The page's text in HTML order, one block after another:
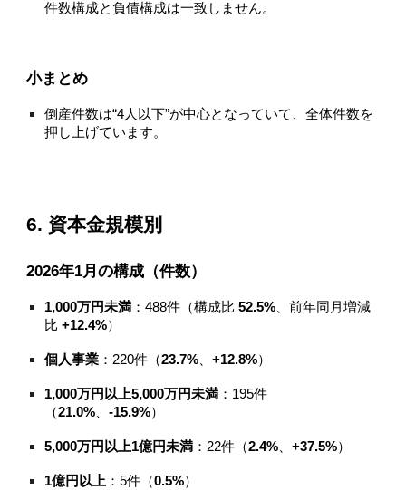
件数構成と負債構成は一致しません。
小まとめ
倒産件数は“4人以下”が中心となっていて、全体件数を
押し上げています。
6. 資本金規模別
2026年1月の構成（件数）
1,000万円未満 ：488件（構成比52.5% 、前年同月増減
比+12.4%）
個人事業 ：220件（23.7% 、+12.8%）
1,000万円以上5,000万円未満 ：195件
（21.0% 、-15.9%）
5,000万円以上1億円未満 ：22件（2.4% 、+37.5%）
1億円以上 ：5件（0.5%）